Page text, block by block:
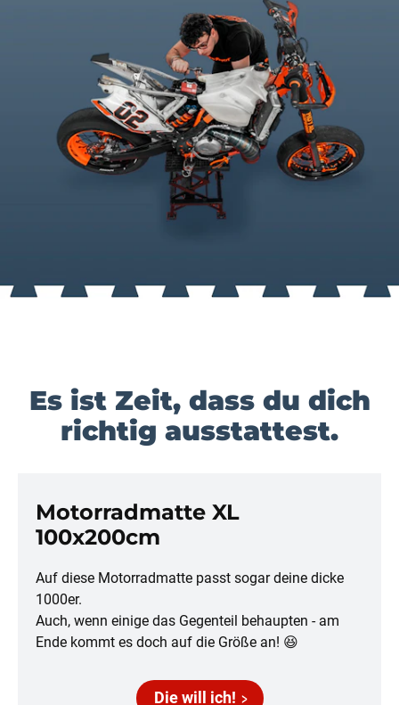
EN ES IT FR BE
Es ist Zeit, dass du dich
richtig ausstattest.
Motorradmatte XL
100x200cm
Auf diese Motorradmatte passt sogar deine dicke
1000er.
Auch, wenn einige das Gegenteil behaupten - am
Ende kommt es doch auf die Größe an! 😆
Die will ich!